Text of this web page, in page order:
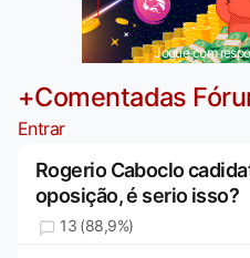
Jogue com
+Comentadas
Entrar
Rogerio Caboclo
oposição, é serio isso?
13 (88,9%)